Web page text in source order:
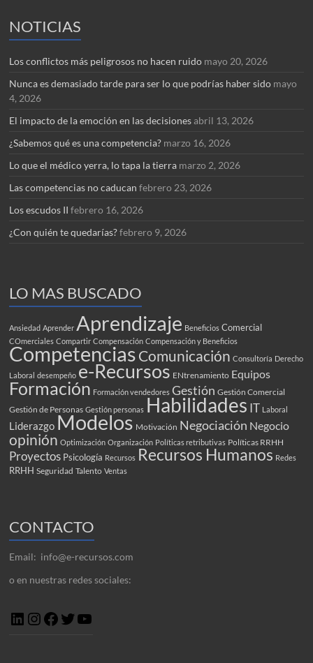
NOTICIAS
Los conflictos más peligrosos no hacen ruido mayo 20, 2026
Nunca es demasiado tarde para ser lo que podrías haber sido mayo
4, 2026
El impacto de la emoción en las decisiones abril 13, 2026
¿Sabemos qué es una competencia? marzo 16, 2026
Lo que el médico yerra, lo tapa la tierra marzo 2, 2026
Las competencias no caducan febrero 23, 2026
Los escudos II febrero 16, 2026
¿Con quién te quedarías? febrero 9, 2026
LO MAS BUSCADO
Ansiedad Aprender Aprendizaje Beneficios Comercial
COmerciales Compartir Compensación Compensación y Beneficios
Competencias Comunicación Consultoría Derecho
Laboral desempeño e-Recursos ENtrenamiento Equipos
Formación Formación vendedores Gestión Gestión Comercial
Gestión de Personas Gestión personas Habilidades IT Laboral
Liderazgo Modelos Motivación Negociación Negocio
opinión Optimización Organización Políticas retributivas Políticas RRHH
Proyectos Psicología Recursos Recursos Humanos Redes
RRHH Seguridad Talento Ventas
CONTACTO
Email: info@e-recursos.com
o en nuestras redes sociales:
LinkedInInstagram
Facebook
Twitter